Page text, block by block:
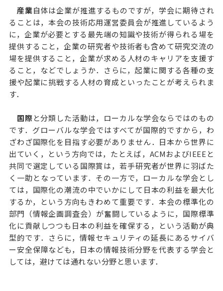
産業自体は企業が推進するものですが，学会に期待され
ることは，本会の技術応用運営委員会が推進しているよう
に，企業が必要とする最先端の知識や技術が得られる場を
提供すること，企業の研究者や技術者も含めて研究交流の
場を提供すること，企業が求める人材のキャリアを支援す
ること，などでしょうか．さらに，起業に関する各種の支
援や起業に挑戦する人材の育成といったことが考えられま
す．
国際と分類した活動は，ローカルな学会ならではのもの
です．グローバルな学会ではすべてが国際的ですから，わ
ざわざ国際化を目指す必要がありません．日本から世界に
出ていく，という方向では，たとえば，ACMおよびIEEEと
共同で選定している国際賞は，若手研究者が世界に羽ばた
く一助となっています．その一方で，ローカルな学会とし
ては，国際化の潮流の中でいかにして日本の利益を最大化
するか，という方向もきわめて重要です．本会の標準化の
部門（情報企画調査会）が奮闘しているように，国際標準
化に貢献しつつも日本の利益を確保する，という活動が典
型的です．さらに，情報セキュリティの延長にあるサイバ
ー安全保障なども，日本の情報技術分野を代表する学会と
しては，避けては通れない分野と思います．